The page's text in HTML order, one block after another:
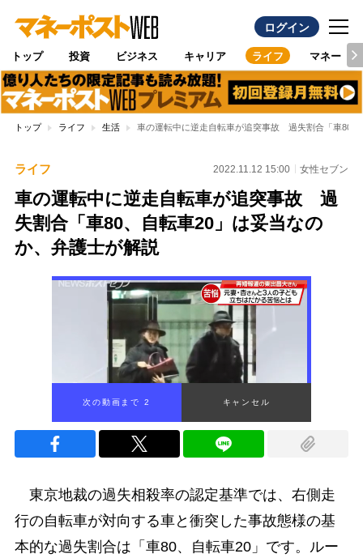
ログイン
トップ 投資 ビジネス キャリア ライフ マネー
トップ ライフ 生活 車の運転中に逆走自転車が追突事故 過失割合「車80、
ライフ 2022.11.12 15:00 女性セブン
車の運転中に逆走自転車が追突事故 過
失割合「車80、自転車20」は妥当なの
か、弁護士が解説
次の動画まで 1 キャンセル
東京地裁の過失相殺率の認定基準では、右側走
行の自転車が対向する車と衝突した事故態様の基
本的な過失割合は「車80、自転車20」です。ルー